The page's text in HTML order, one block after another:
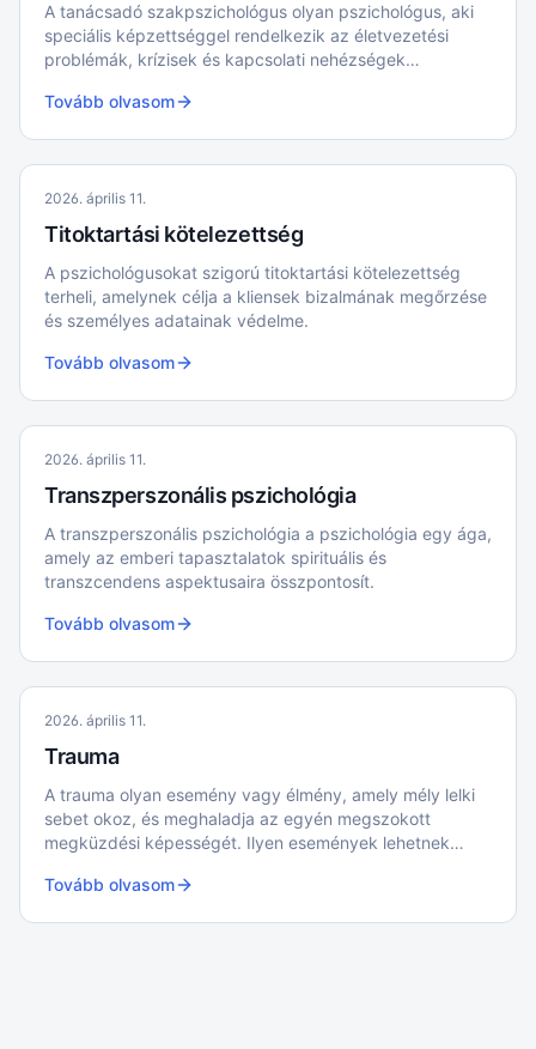
A tanácsadó szakpszichológus olyan pszichológus, aki
speciális képzettséggel rendelkezik az életvezetési
problémák, krízisek és kapcsolati nehézségek
Tovább olvasom
2026. április 11.
Titoktartási kötelezettség
A pszichológusokat szigorú titoktartási kötelezettség
terheli, amelynek célja a kliensek bizalmának megőrzése
és személyes adatainak védelme.
Tovább olvasom
2026. április 11.
Transzperszonális pszichológia
A transzperszonális pszichológia a pszichológia egy ága,
amely az emberi tapasztalatok spirituális és
transzcendens aspektusaira összpontosít.
Tovább olvasom
2026. április 11.
Trauma
A trauma olyan esemény vagy élmény, amely mély lelki
sebet okoz, és meghaladja az egyén megszokott
megküzdési képességét. Ilyen események lehetnek
cselekmények vagy súlyos veszteségek.
Tovább olvasom